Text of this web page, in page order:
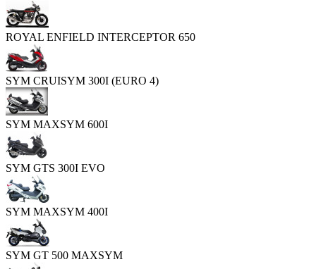
ROYAL ENFIELD INTERCEPTOR 650
SYM CRUISYM 300I (EURO 4)
SYM MAXSYM 600I
SYM GTS 300I EVO
SYM MAXSYM 400I
SYM GT 500 MAXSYM